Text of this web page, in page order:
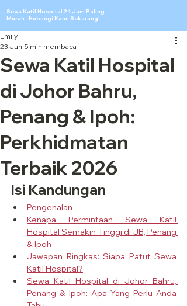
Sewa Katil Hospital 24 Jam Paling
Murah · Hubungi Kami Sekarang!
Sewa Katil Hospital
di Johor Bahru,
Penang & Ipoh:
Perkhidmatan
Terbaik 2026
Emily
23 Jun 5 min membaca
Isi Kandungan
Pengenalan
Kenapa Permintaan Sewa Katil
Hospital Semakin Tinggi di JB, Penang
& Ipoh
Jawapan Ringkas: Siapa Patut Sewa
Katil Hospital?
Sewa Katil Hospital di Johor Bahru,
Penang & Ipoh: Apa Yang Perlu Anda